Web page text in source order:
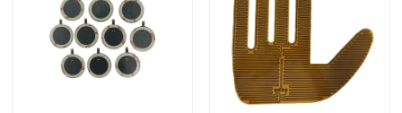
Vidéos
Au sujet de nous